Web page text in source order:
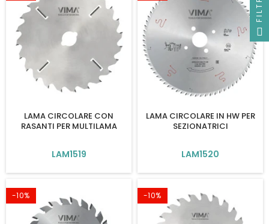
LAMA CIRCOLARE CON
RASANTI PER MULTILAMA
LAM1519
LAMA CIRCOLARE IN HW PER
SEZIONATRICI
LAM1520
-10% -10%